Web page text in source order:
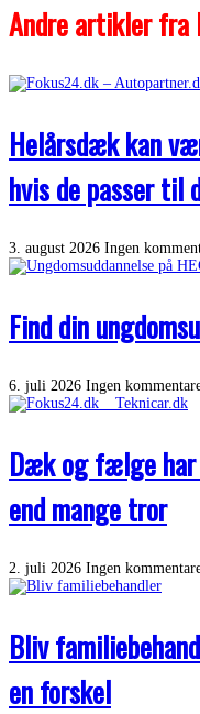
Andre artikler fra
Helårsdæk kan
hvis de passer til
3. august 2026 Ingen
Find din
6. juli 2026 Ingen
Dæk og fælge
end mange tror
2. juli 2026 Ingen
Bliv
en forskel